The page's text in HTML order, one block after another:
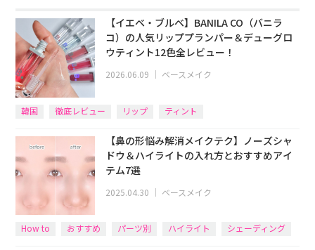
【イエベ・ブルベ】BANILA CO（バニラ
コ）の人気リッププランパー＆デューグロ
ウティント12色全レビュー！
2026.06.09 ｜ ベースメイク
韓国 徹底レビュー リップ ティント
【鼻の形悩み解消メイクテク】ノーズシャ
ドウ＆ハイライトの入れ方とおすすめアイ
テム7選
2025.04.30 ｜ ベースメイク
How to おすすめ パーツ別 ハイライト シェーディング